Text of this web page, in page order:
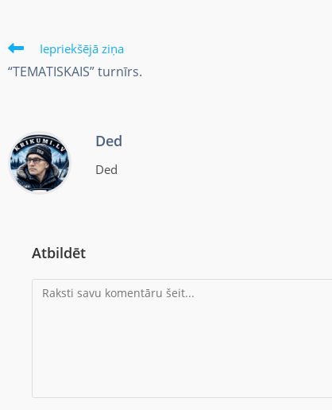
Iepriekšējā ziņa
“TEMATISKAIS” turnīrs.
Ded
Ded
Atbildēt